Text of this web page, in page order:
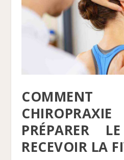
PRÉPARER
RECEVOIR LA